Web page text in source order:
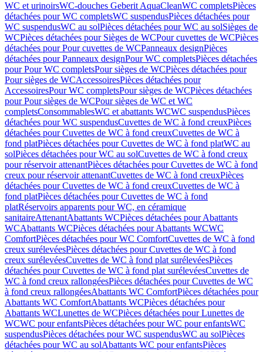
WC et urinoirsWC-douches Geberit AquaCleanWC completsPièces
détachées pour WC completsWC suspendusPièces détachées pour
WC suspendusWC au solPièces détachées pour WC au solSièges de
WCPièces détachées pour Sièges de WCPour cuvettes de WCPièces
détachées pour Pour cuvettes de WCPanneaux designPièces
détachées pour Panneaux designPour WC completsPièces détachées
pour Pour WC completsPour sièges de WCPièces détachées pour
Pour sièges de WCAccessoiresPièces détachées pour
AccessoiresPour WC completsPour sièges de WCPièces détachées
pour Pour sièges de WCPour sièges de WC et WC
completsConsommablesWC et abattants WCWC suspendusPièces
détachées pour WC suspendusCuvettes de WC à fond creuxPièces
détachées pour Cuvettes de WC à fond creuxCuvettes de WC à
fond platPièces détachées pour Cuvettes de WC à fond platWC au
solPièces détachées pour WC au solCuvettes de WC à fond creux
pour réservoir attenantPièces détachées pour Cuvettes de WC à fond
creux pour réservoir attenantCuvettes de WC à fond creuxPièces
détachées pour Cuvettes de WC à fond creuxCuvettes de WC à
fond platPièces détachées pour Cuvettes de WC à fond
platRéservoirs apparents pour WC, en céramique
sanitaireAttenantAbattants WCPièces détachées pour Abattants
WCAbattants WCPièces détachées pour Abattants WCWC
ComfortPièces détachées pour WC ComfortCuvettes de WC à fond
creux surélevéesPièces détachées pour Cuvettes de WC à fond
creux surélevéesCuvettes de WC à fond plat surélevéesPièces
détachées pour Cuvettes de WC à fond plat surélevéesCuvettes de
WC à fond creux rallongéesPièces détachées pour Cuvettes de WC
à fond creux rallongéesAbattants WC ComfortPièces détachées pour
Abattants WC ComfortAbattants WCPièces détachées pour
Abattants WCLunettes de WCPièces détachées pour Lunettes de
WCWC pour enfantsPièces détachées pour WC pour enfantsWC
suspendusPièces détachées pour WC suspendusWC au solPièces
détachées pour WC au solAbattants WC pour enfantsPièces